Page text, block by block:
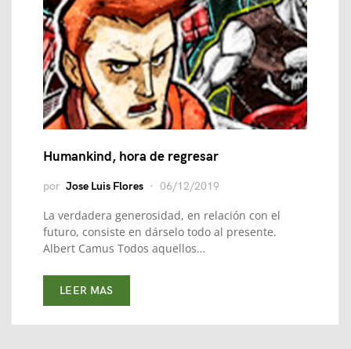
Humankind, hora de regresar
por Jose Luis Flores 06/12/2019
La verdadera generosidad, en relación con el
futuro, consiste en dárselo todo al presente.
Albert Camus Todos aquellos…
LEER MAS